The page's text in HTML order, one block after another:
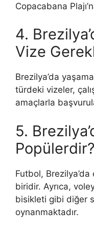
Copacabana
4.
Vize
Brezilya’da
türdeki vizeler,
amaçlarla
5.
Popülerdir?
Futbol,
biridir. Ayrıca,
bisikleti gibi diğer
oynanmaktadır.